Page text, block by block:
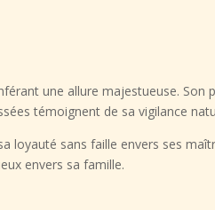
une allure majestueuse. Son
témoignent de sa vigilance
loyauté sans faille envers ses
envers sa famille.